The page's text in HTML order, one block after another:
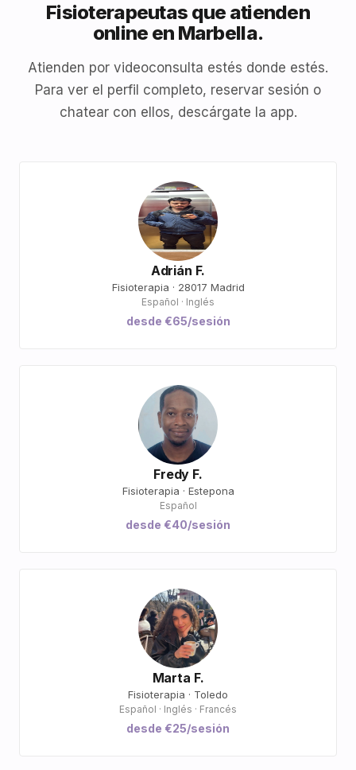
Fisioterapeutas que atienden
online en Marbella.
Atienden por videoconsulta estés donde estés.
Para ver el perfil completo, reservar sesión o
chatear con ellos, descárgate la app.
Adrián F.
Fisioterapia · 28017 Madrid
Español · Inglés
desde €65/sesión
Fredy F.
Fisioterapia · Estepona
Español
desde €40/sesión
Marta F.
Fisioterapia · Toledo
Español · Inglés · Francés
desde €25/sesión